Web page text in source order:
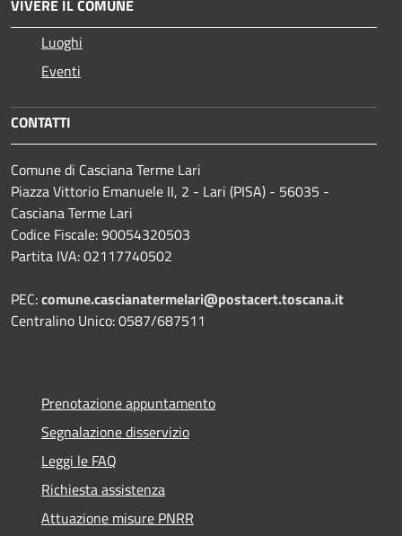
VIVERE IL COMUNE
Luoghi
Eventi
CONTATTI
Comune di Casciana Terme Lari
Piazza Vittorio Emanuele II, 2 - Lari (PISA) - 56035 -
Casciana Terme Lari
Codice Fiscale: 90054320503
Partita IVA: 02117740502
PEC:comune.cascianatermelari@postacert.toscana.it
Centralino Unico: 0587/687511
Prenotazione appuntamento
Segnalazione disservizio
Leggi le FAQ
Richiesta assistenza
Attuazione misure PNRR